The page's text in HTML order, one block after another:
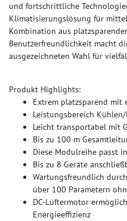
und fortschrittliche
Klimatisierungslösung für
Kombination aus
Benutzerfreundlichkeit macht
ausgezeichneten Wahl für
Produkt Highlights:
Extrem platzsparend mit
Leistungsbereich
Leicht transportabel mit
Bis zu 100 m
Diese Modulreihe passt
Bis zu 8 Geräte
Wartungsfreundlich
über 100 Parametern
DC-Lüftermotor
Energieeffizienz